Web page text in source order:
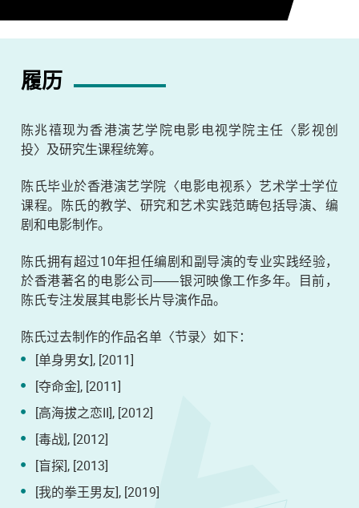
履历
陈兆禧现为香港演艺学院电影电视学院主任〈影视创
投〉及研究生课程统筹。
陈氏毕业於香港演艺学院〈电影电视系〉艺术学士学位
课程。陈氏的教学、研究和艺术实践范畴包括导演、编
剧和电影制作。
陈氏拥有超过10年担任编剧和副导演的专业实践经验，
於香港著名的电影公司――银河映像工作多年。目前，
陈氏专注发展其电影长片导演作品。
陈氏过去制作的作品名单〈节录〉如下：
[单身男女], [2011]
[夺命金], [2011]
[高海拔之恋II], [2012]
[毒战], [2012]
[盲探], [2013]
[我的拳王男友], [2019]